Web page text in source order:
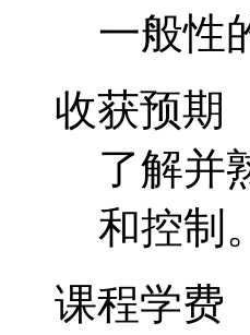
一般性
收获预期
了解并
和控制
课程学费